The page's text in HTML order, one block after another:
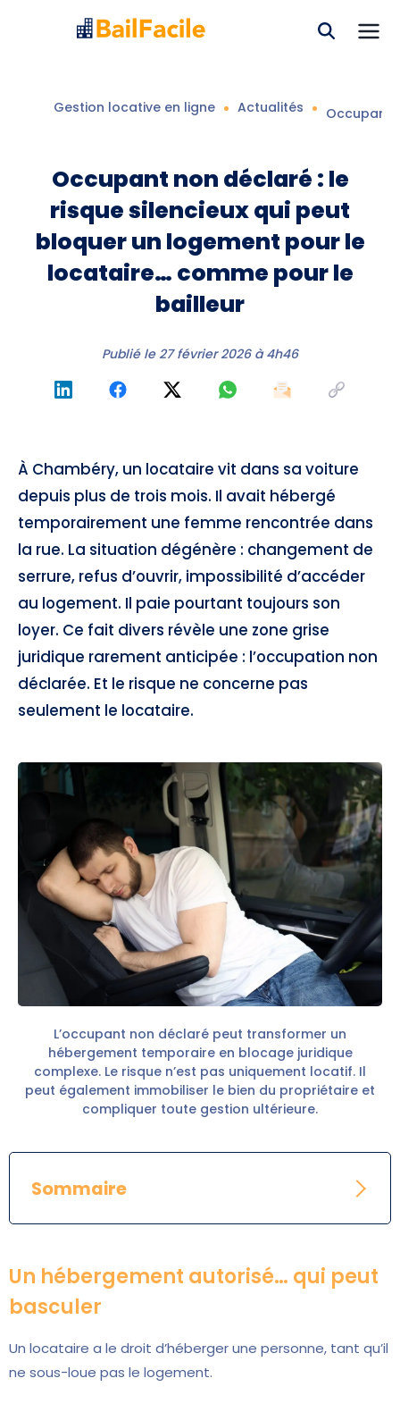
Gestion locative en ligne Actualités Occupant
Occupant non déclaré : le
risque silencieux qui peut
bloquer un logement pour le
locataire… comme pour le
bailleur
Publié le 27 février 2026 à 4h46
À Chambéry, un locataire vit dans sa voiture
depuis plus de trois mois. Il avait hébergé
temporairement une femme rencontrée dans
la rue. La situation dégénère : changement de
serrure, refus d’ouvrir, impossibilité d’accéder
au logement. Il paie pourtant toujours son
loyer. Ce fait divers révèle une zone grise
juridique rarement anticipée : l’occupation non
déclarée. Et le risque ne concerne pas
seulement le locataire.
L’occupant non déclaré peut transformer un
hébergement temporaire en blocage juridique
complexe. Le risque n’est pas uniquement locatif. Il
peut également immobiliser le bien du propriétaire et
compliquer toute gestion ultérieure.
Sommaire
Un hébergement autorisé… qui peut
basculer
Un locataire a le droit d’héberger une personne, tant qu’il
ne sous-loue pas le logement.